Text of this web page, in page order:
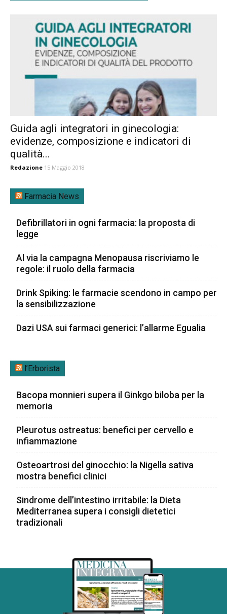
Guida agli integratori in ginecologia:
evidenze, composizione e indicatori di
qualità...
Redazione 15 Maggio 2018
Farmacia News
Defibrillatori in ogni farmacia: la proposta di
legge
Al via la campagna Menopausa riscriviamo le
regole: il ruolo della farmacia
Drink Spiking: le farmacie scendono in campo per
la sensibilizzazione
Dazi USA sui farmaci generici: l’allarme Egualia
l’Erborista
Bacopa monnieri supera il Ginkgo biloba per la
memoria
Pleurotus ostreatus: benefici per cervello e
infiammazione
Osteoartrosi del ginocchio: la Nigella sativa
mostra benefici clinici
Sindrome dell’intestino irritabile: la Dieta
Mediterranea supera i consigli dietetici
tradizionali